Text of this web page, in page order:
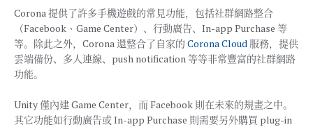
Corona 提供了許多手機遊戲的常見功能，包括社群網路整合
（Facebook、Game Center）、行動廣告、In-app Purchase 等
等。除此之外，Corona 還整合了自家的 Corona Cloud 服務，提供
雲端備份、多人連線、push notification 等等非常豐富的社群網路
功能。
Unity 僅內建 Game Center，而 Facebook 則在未來的規畫之中。
其它功能如行動廣告或 In-app Purchase 則需要另外購買 plug-in